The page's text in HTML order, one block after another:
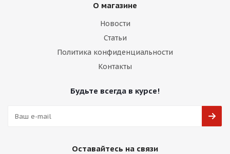
О магазине
Новости
Статьи
Политика конфиденциальности
Контакты
Будьте всегда в курсе!
Оставайтесь на связи